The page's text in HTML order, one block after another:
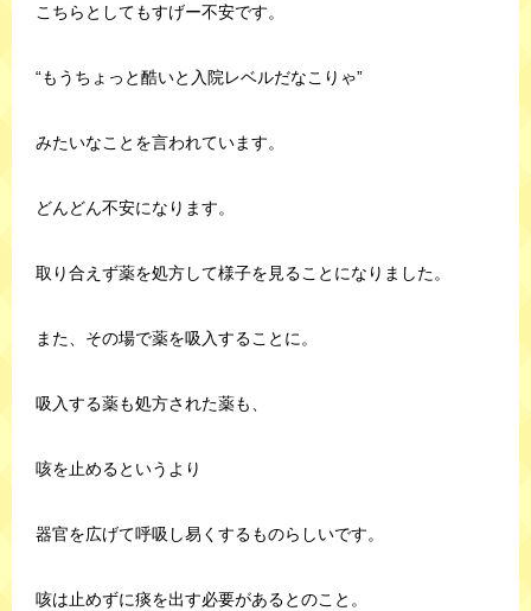
こちらとしてもすげー不安です。
“もうちょっと酷いと入院レベルだなこりゃ”
みたいなことを言われています。
どんどん不安になります。
取り合えず薬を処方して様子を見ることになりました。
また、その場で薬を吸入することに。
吸入する薬も処方された薬も、
咳を止めるというより
器官を広げて呼吸し易くするものらしいです。
咳は止めずに痰を出す必要があるとのこと。